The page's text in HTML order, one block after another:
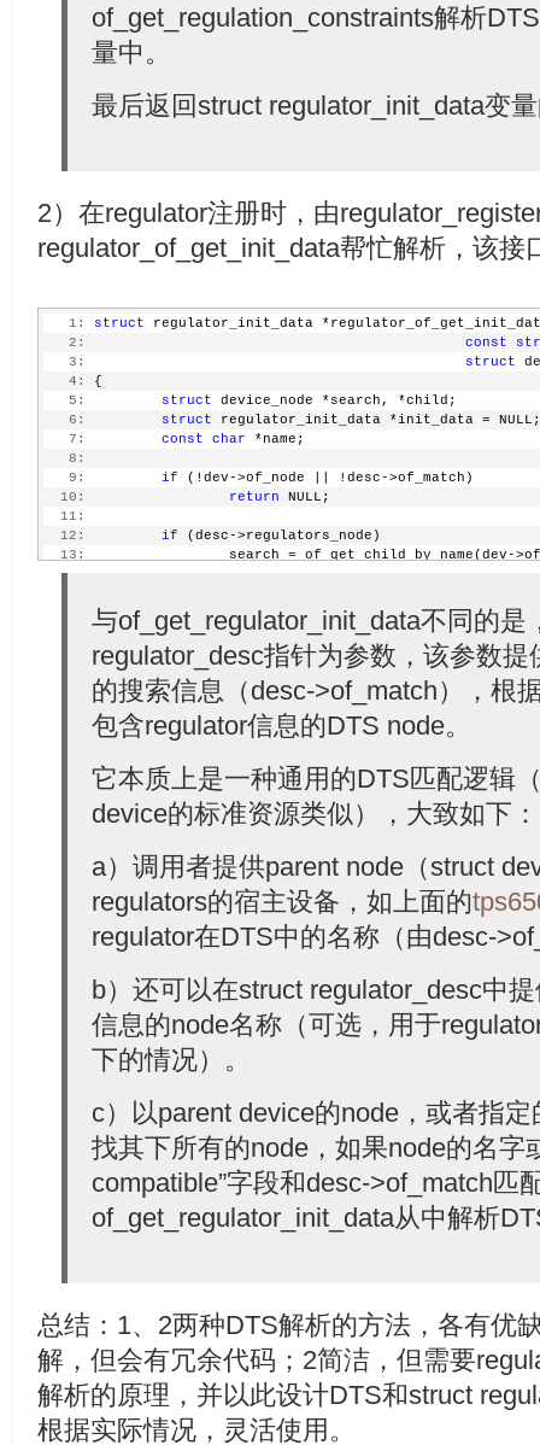
of_get_regulation_constraints解析
量中。
最后返回struct regulator_init_data变
2）在regulator注册时，由
regulator_of_get_init_data帮忙解析，该接
   1:
struct regulator_init_data
   2:
const
   3:
struct
   4:
{
   5:
struct device_node *search, *child;
   6:
struct regulator_init_data *init_data = NULL;
   7:
const char *name;
   8:
   9:
if (!dev->of_node || !desc->of_match)
  10:
return NULL;
  11:
  12:
if (desc->regulators_node)
  13:
search = of_get_child_by_name(dev-
  14:
                 search = dev->of_node;
if (!search) {
                 dev_dbg(dev,
"Failed to find
                         desc->regulators_node);
return
         }
         for_each_child_of_node(search, child) {
                 name = of_get_property(child,
if (!name)
                         name = child->name;
if (strcmp(desc->of_match, name))
init_data =
if
(!init_data) {
"failed to parse DT
                                 child->name);
break;
                 }
                 of_node_get(child);
break;
         }
         of_node_put(search);
return init_data;
}
与of_get_regulator_init_data不同的是
regulator_desc指针为参数，该参数
的搜索信息（desc->of_match），根
包含regulator信息的DTS node。
它本质上是一种通用的DTS匹配逻辑
device的标准资源类似），大致如下：
a）调用者提供parent node（struct
regulators的宿主设备，如上面的
regulator在DTS中的名称（由desc-
b）还可以在struct regulator_desc中
信息的node名称（可选，用于
下的情况）。
c）以parent device的node，或者指
找其下所有的node，如果node的名字
compatible”字段和desc->of_match匹
of_get_regulator_init_data从中解析
总结：1、2两种DTS解析的方法，各有优
解，但会有冗余代码；2简洁，但需要
解析的原理，并以此设计DTS和struct
根据实际情况，灵活使用。